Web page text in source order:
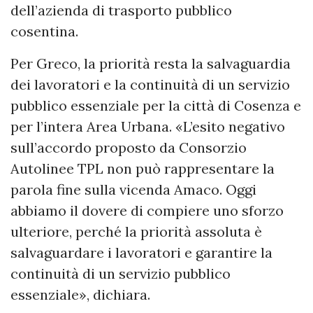
dell’azienda di trasporto pubblico
cosentina.
Per Greco, la priorità resta la salvaguardia
dei lavoratori e la continuità di un servizio
pubblico essenziale per la città di Cosenza e
per l’intera Area Urbana. «L’esito negativo
sull’accordo proposto da Consorzio
Autolinee TPL non può rappresentare la
parola fine sulla vicenda Amaco. Oggi
abbiamo il dovere di compiere uno sforzo
ulteriore, perché la priorità assoluta è
salvaguardare i lavoratori e garantire la
continuità di un servizio pubblico
essenziale», dichiara.